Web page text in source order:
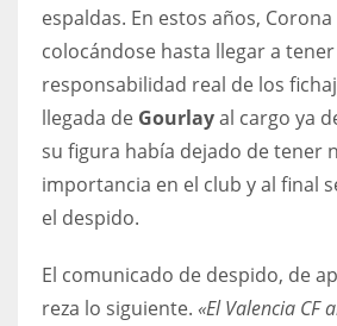
NE
16
OAK
19
NYG
24
espaldas. En estos años,
colocándose hasta llegar a
responsabilidad real de los
llegada de Gourlayal cargo ya
su figura había dejado de tener
importancia en el club y al final
el despido.
El comunicado de despido, de
reza lo siguiente. «El Valencia CF